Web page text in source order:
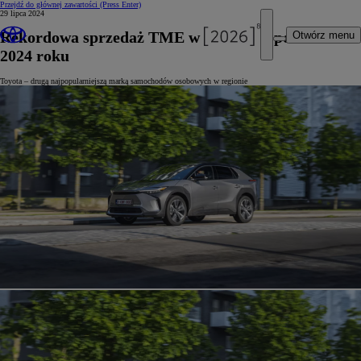
Przejdź do głównej zawartości (Press Enter)
Otwórz menu
29 lipca 2024
Rekordowa sprzedaż TME w pierwszej połowie
2024 roku
Toyota – drugą najpopularniejszą marką samochodów osobowych w regionie